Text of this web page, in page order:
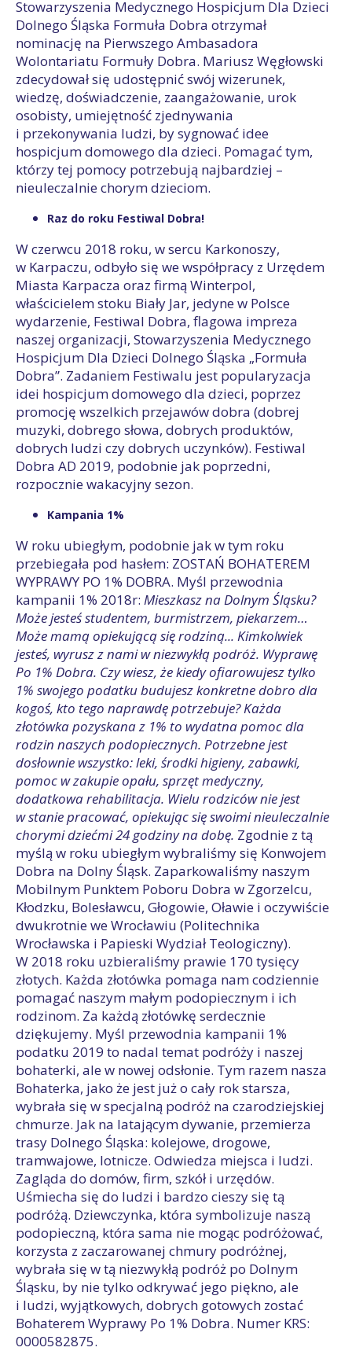
Stowarzyszenia Medycznego Hospicjum Dla Dzieci
Dolnego Śląska Formuła Dobra otrzymał
nominację na Pierwszego Ambasadora
Wolontariatu Formuły Dobra. Mariusz Węgłowski
zdecydował się udostępnić swój wizerunek,
wiedzę, doświadczenie, zaangażowanie, urok
osobisty, umiejętność zjednywania
i przekonywania ludzi, by sygnować idee
hospicjum domowego dla dzieci. Pomagać tym,
którzy tej pomocy potrzebują najbardziej –
nieuleczalnie chorym dzieciom.
Raz do roku Festiwal Dobra!
W czerwcu 2018 roku, w sercu Karkonoszy,
w Karpaczu, odbyło się we współpracy z Urzędem
Miasta Karpacza oraz firmą Winterpol,
właścicielem stoku Biały Jar, jedyne w Polsce
wydarzenie, Festiwal Dobra, flagowa impreza
naszej organizacji, Stowarzyszenia Medycznego
Hospicjum Dla Dzieci Dolnego Śląska „Formuła
Dobra”. Zadaniem Festiwalu jest popularyzacja
idei hospicjum domowego dla dzieci, poprzez
promocję wszelkich przejawów dobra (dobrej
muzyki, dobrego słowa, dobrych produktów,
dobrych ludzi czy dobrych uczynków). Festiwal
Dobra AD 2019, podobnie jak poprzedni,
rozpocznie wakacyjny sezon.
Kampania 1%
W roku ubiegłym, podobnie jak w tym roku
przebiegała pod hasłem: ZOSTAŃ BOHATEREM
WYPRAWY PO 1% DOBRA. Myśl przewodnia
kampanii 1% 2018r: Mieszkasz na Dolnym Śląsku?
Może jesteś studentem, burmistrzem, piekarzem…
Może mamą opiekującą się rodziną... Kimkolwiek
jesteś, wyrusz z nami w niezwykłą podróż. Wyprawę
Po 1% Dobra. Czy wiesz, że kiedy ofiarowujesz tylko
1% swojego podatku budujesz konkretne dobro dla
kogoś, kto tego naprawdę potrzebuje? Każda
złotówka pozyskana z 1% to wydatna pomoc dla
rodzin naszych podopiecznych. Potrzebne jest
dosłownie wszystko: leki, środki higieny, zabawki,
pomoc w zakupie opału, sprzęt medyczny,
dodatkowa rehabilitacja. Wielu rodziców nie jest
w stanie pracować, opiekując się swoimi nieuleczalnie
chorymi dziećmi 24 godziny na dobę. Zgodnie z tą
myślą w roku ubiegłym wybraliśmy się Konwojem
Dobra na Dolny Śląsk. Zaparkowaliśmy naszym
Mobilnym Punktem Poboru Dobra w Zgorzelcu,
Kłodzku, Bolesławcu, Głogowie, Oławie i oczywiście
dwukrotnie we Wrocławiu (Politechnika
Wrocławska i Papieski Wydział Teologiczny).
W 2018 roku uzbieraliśmy prawie 170 tysięcy
złotych. Każda złotówka pomaga nam codziennie
pomagać naszym małym podopiecznym i ich
rodzinom. Za każdą złotówkę serdecznie
dziękujemy. Myśl przewodnia kampanii 1%
podatku 2019 to nadal temat podróży i naszej
bohaterki, ale w nowej odsłonie. Tym razem nasza
Bohaterka, jako że jest już o cały rok starsza,
wybrała się w specjalną podróż na czarodziejskiej
chmurze. Jak na latającym dywanie, przemierza
trasy Dolnego Śląska: kolejowe, drogowe,
tramwajowe, lotnicze. Odwiedza miejsca i ludzi.
Zagląda do domów, firm, szkół i urzędów.
Uśmiecha się do ludzi i bardzo cieszy się tą
podróżą. Dziewczynka, która symbolizuje naszą
podopieczną, która sama nie mogąc podróżować,
korzysta z zaczarowanej chmury podróżnej,
wybrała się w tą niezwykłą podróż po Dolnym
Śląsku, by nie tylko odkrywać jego piękno, ale
i ludzi, wyjątkowych, dobrych gotowych zostać
Bohaterem Wyprawy Po 1% Dobra. Numer KRS:
0000582875.